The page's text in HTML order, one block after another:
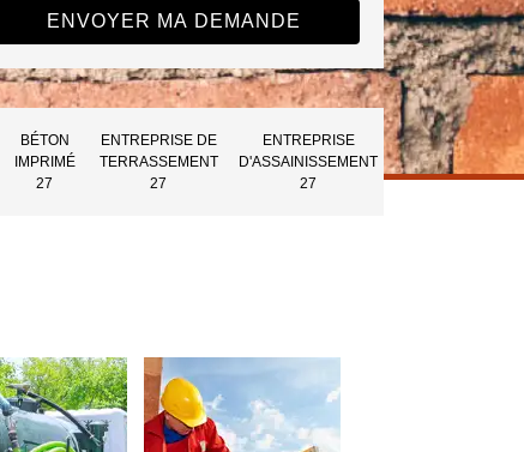
BÉTON
IMPRIMÉ
27
ENTREPRISE DE
TERRASSEMENT
27
ENTREPRISE
D'ASSAINISSEMENT
27